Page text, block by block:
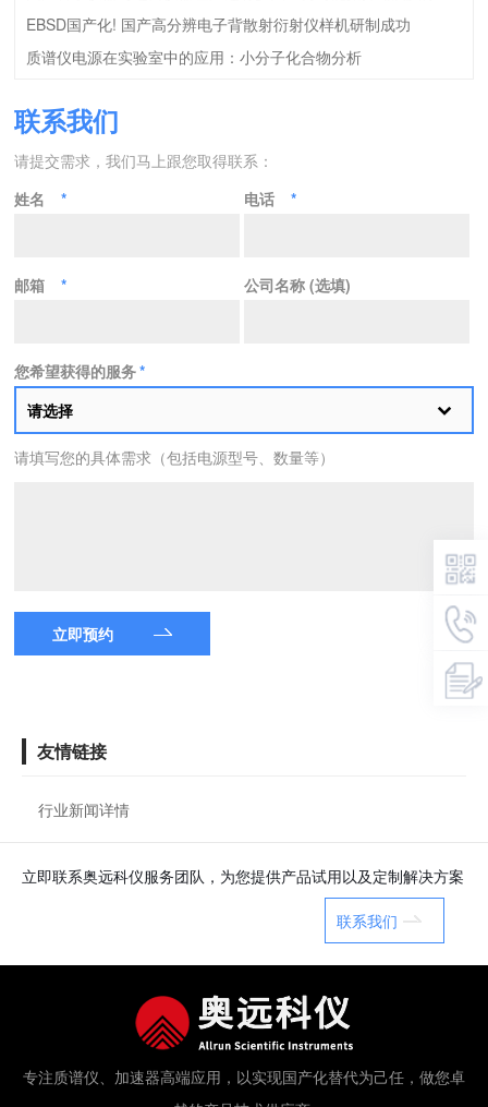
EBSD国产化! 国产高分辨电子背散射衍射仪样机研制成功
质谱仪电源在实验室中的应用：小分子化合物分析
联系我们
请提交需求，我们马上跟您取得联系：
姓名
* 电话 *
邮箱 * 公司名称 (选填)
您希望获得的服务*
请选择
请填写您的具体需求（包括电源型号、数量等）
立即预约
友情链接
行业新闻详情
立即联系奥远科仪服务团队，为您提供产品试用以及定制解决方案
联系我们
专注质谱仪、加速器高端应用，以实现国产化替代为己任，做您卓